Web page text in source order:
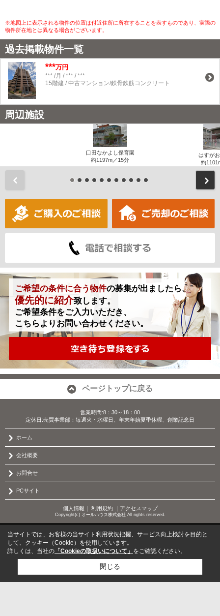
※地図上に表示される物件の位置は付近住所に所在することを表すものであり、実際の
物件所在地とは異なる場合がございます。
過去掲載物件一覧
***万円
*** /月 / *** / ***
15階建 / 中古マンション/鉄骨鉄筋コンクリート
周辺施設
口田なかよし保育園
約1197m／15分
はすが
約
ご希望の条件に合う物件の募集が出ましたら、
優先的に紹介致します。
ご希望条件をご入力いただき、
こちらよりお問い合わせください。
ページトップに戻る
営業時間:8：30～18：00
定休日:売買事業部：毎週火・水曜日、年末年始夏季休暇、創業記念日
ホーム
会社概要
お問合せ
PCサイト
個人情報 ｜ 利用規約｜ アクセスマップ
Copyright(c) オールハウス株式会社 All rights reserved.
当サイトでは、お客様の当サイト利用状況把握、サービス向上検討を目的と
して、クッキー（Cookie）を使用しています。
詳しくは、当社の 「Cookieの取扱いについて」 をご確認ください。
閉じる